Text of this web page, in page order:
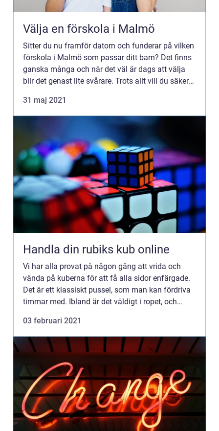
Välja en förskola i Malmö
Sitter du nu framför datorn och funderar på vilken
förskola i Malmö som passar ditt barn? Det finns
ganska många och när det väl är dags att välja
blir det genast lite svårare. Trots allt vill du säkert
31 maj 2021
Handla din rubiks kub online
Vi har alla provat på någon gång att vrida och
vända på kuberna för att få alla sidor enfärgade.
Det är ett klassiskt pussel, som man kan fördriva
timmar med. Ibland är det väldigt i ropet, och
kub, men...
03 februari 2021